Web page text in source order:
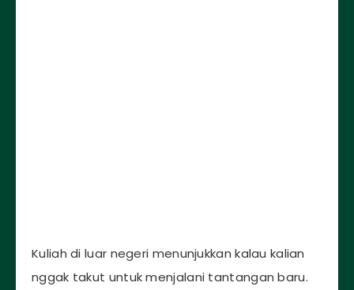
Kuliah di luar negeri menunjukkan kalau kalian
nggak takut untuk menjalani tantangan baru.